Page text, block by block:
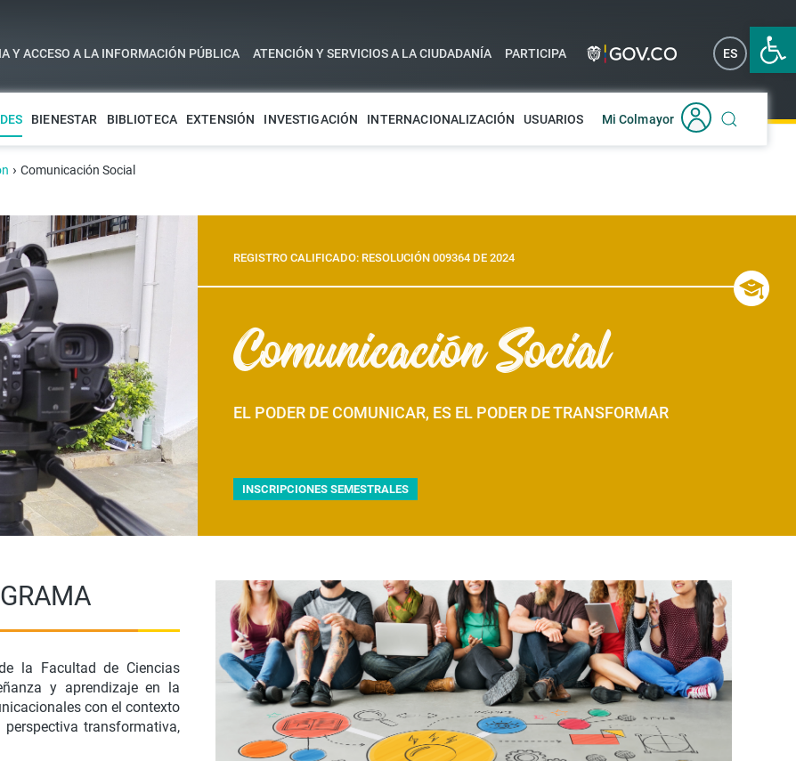
Abrir
Y ACCESO A LA INFORMACIÓN PÚBLICA ATENCIÓN Y SERVICIOS A LA CIUDADANÍA PARTICIPA ES EN
BIENESTAR BIBLIOTECA EXTENSIÓN INVESTIGACIÓN INTERNACIONALIZACIÓN USUARIOS Mi Colmayor
› Comunicación Social
REGISTRO CALIFICADO: RESOLUCIÓN 009364 DE 2024
Comunicación Social
EL PODER DE COMUNICAR, ES EL PODER DE TRANSFORMAR
INSCRIPCIONES SEMESTRALES
la Facultad de Ciencias
y aprendizaje en la
con el contexto
transformativa,